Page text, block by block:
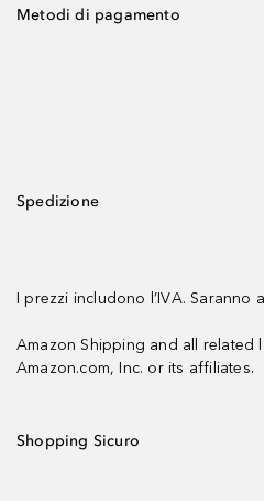
Metodi di pagamento
Spedizione
I prezzi includono l’IVA. Saranno
Amazon Shipping and all related
Amazon.com, Inc. or its affiliates.
Shopping Sicuro